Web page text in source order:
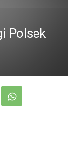
Polsek